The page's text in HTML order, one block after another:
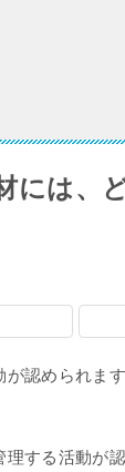
には、
認められま
する活動が認